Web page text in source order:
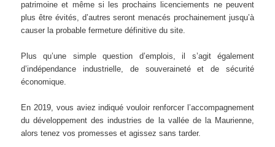
patrimoine et même si les prochains licenciements ne peuvent
plus être évités, d’autres seront menacés prochainement jusqu’à
causer la probable fermeture définitive du site.
Plus qu’une simple question d’emplois, il s’agit également
d’indépendance industrielle, de souveraineté et de sécurité
économique.
En 2019, vous aviez indiqué vouloir renforcer l’accompagnement
du développement des industries de la vallée de la Maurienne,
alors tenez vos promesses et agissez sans tarder.